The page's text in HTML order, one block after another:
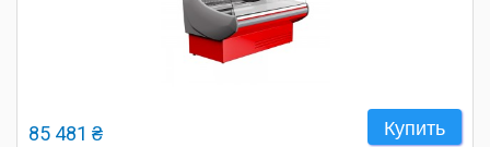
Купить
85 481 ₴